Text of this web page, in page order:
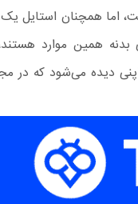
همین موارد
دیده می‌شود که در